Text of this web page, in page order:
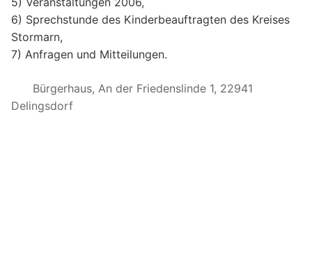
6) Sprechstunde des Kinderbeauftragten des Kreises
Stormarn,
7) Anfragen und Mitteilungen.
Bürgerhaus, An der Friedenslinde 1, 22941
Delingsdorf